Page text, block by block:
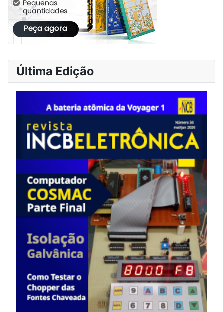
Última Edição